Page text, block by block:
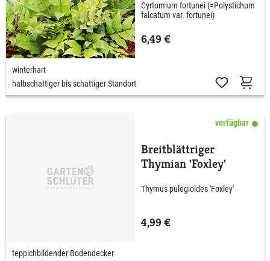
Cyrtomium fortunei (=Polystichum
falcatum var. fortunei)
6,49 €
winterhart
halbschattiger bis schattiger Standort
verfügbar
Breitblättriger
Thymian 'Foxley'
Thymus pulegioides 'Foxley'
4,99 €
teppichbildender Bodendecker